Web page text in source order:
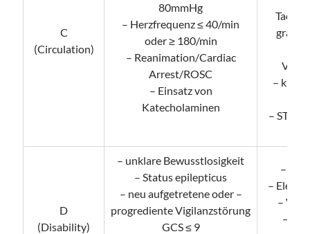
C
(Circulation)
80mmHg
– Herzfrequenz ≤ 40/min
oder ≥ 180/min
– Reanimation/Cardiac
Arrest/ROSC
– Einsatz von
Katecholaminen
–
– ST-
D
(Disability)
– unklare Bewusstlosigkeit
– Status epilepticus
– neu aufgetretene oder –
progrediente Vigilanzstörung
GCS ≤ 9
–
–
– V. a.
–